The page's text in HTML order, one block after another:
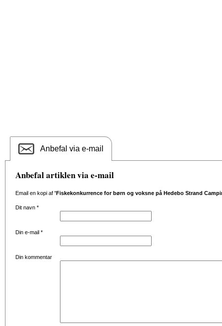
Anbefal via e-mail
Anbefal artiklen via e-mail
Email en kopi af 'Fiskekonkurrence for børn og voksne på Hedebo Strand
Dit navn *
Din e-mail *
Din kommentar